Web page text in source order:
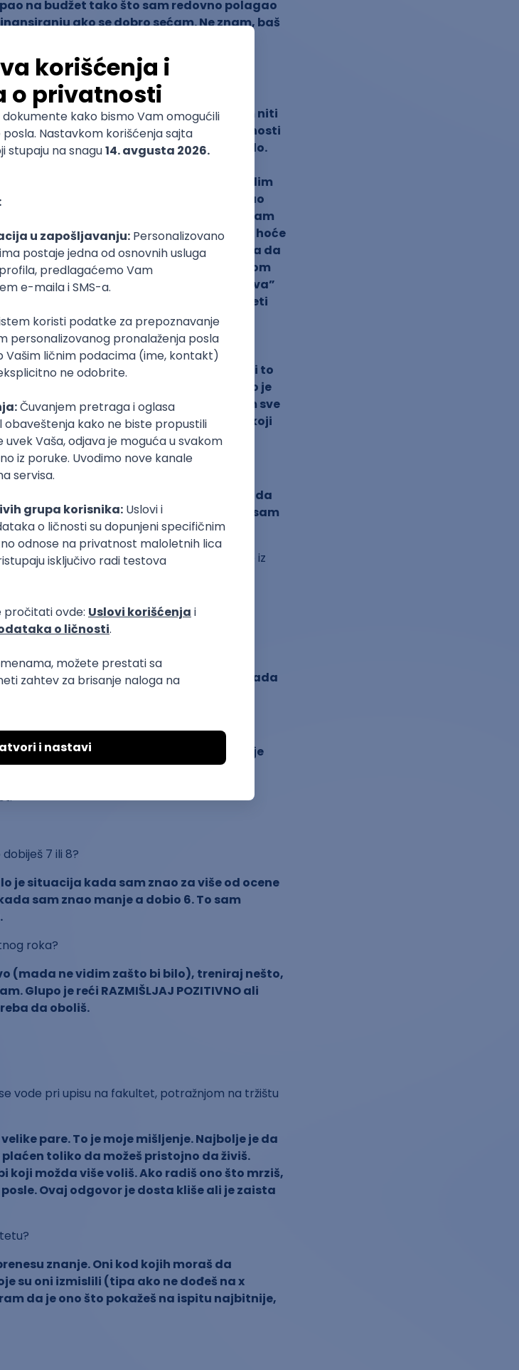
na budžet tako što sam redovno polagao
ako se dobro sećam. Ne znam, baš
studiranja? Da li te je odmah privuklo
apsolutno nisam znao šta da upišem niti
da u Beogradu postoji Fakultet Bezbednosti
to, mada ne znam šta me tačno privuklo.
sam bio ispod crte. Nakon toga je
da razmišljam o odlasku na brod da radim
Jednog dana, bio sam na plaži i igrao
iz grada i jedan ortak me je pitao da li imam
njim u Novom Sadu pošto ima svoj stan i hoće
nešto u fazonu “ja ću ako nađem šta da
znam tačno od koga, čuo da na Pravnom
pod nazivom “Smer unutrašnjih poslova”
istom fakultetu ali postoje neki predmeti
To mi se učinilo kul, čuo sam da je
nije bio toliko popularan kao danas) i
za prijemni u drugom roku. Učio sam
međutim prošao sam prijemni i to
počeo da živim sa tim ortakom i kako je
da dajem ispite iz prve godine. Dao sam sve
SUP smera na Pravnom će znati koji
je istorija!
da imaš 5 ispita u septembru?
tokom fakulteta. Nisam tremaroš kada
ti je da položiš i da sve prođe dobro ali nisam
i imao nesanice zbog ispita.
koja pravi predobre skripte i sve polaže iz
i delili međusobno, nije bilo baš tolikog
neko baš dobro skrivao to.
ispunjava ovakav vid posla tako da za sada
svakako sigurniji.
sam gore kako sam ja počeo studije
7 ili 8?
je situacija kada sam znao za više od ocene
sam znao manje a dobio 6. To sam
roka?
(mada ne vidim zašto bi bilo), treniraj nešto,
Glupo je reći RAZMIŠLJAJ POZITIVNO ali
da oboliš.
vode pri upisu na fakultet, potražnjom na tržištu
pare. To je moje mišljenje. Najbolje je da
toliko da možeš pristojno da živiš.
koji možda više voliš. Ako radiš ono što mrziš,
Ovaj odgovor je dosta kliše ali je zaista
znanje. Oni kod kojih moraš da
su oni izmislili (tipa ako ne dođeš na x
da je ono što pokažeš na ispitu najbitnije,